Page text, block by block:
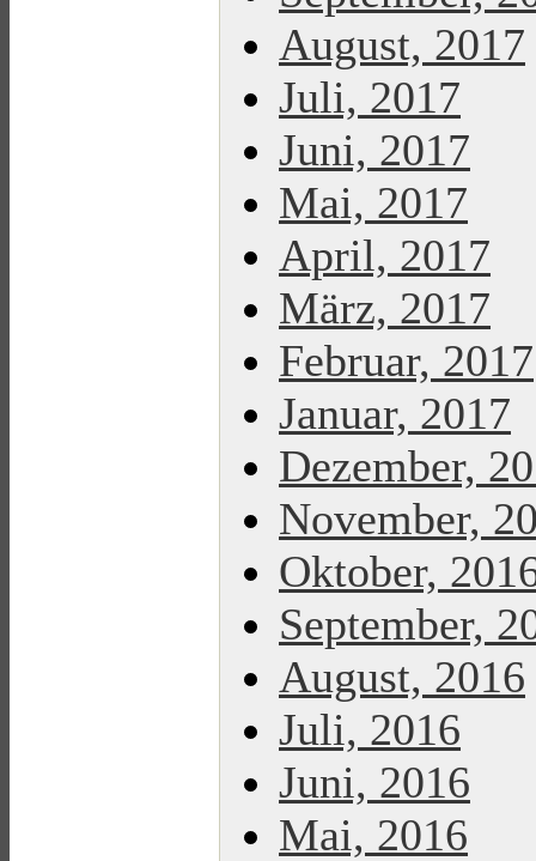
August, 2017
Juli, 2017
Juni, 2017
Mai, 2017
April, 2017
März, 2017
Februar, 2017
Januar, 2017
Dezember,
November,
Oktober,
September,
August, 2016
Juli, 2016
Juni, 2016
Mai, 2016